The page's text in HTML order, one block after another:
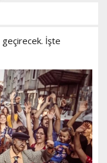
geçirecek. İşte